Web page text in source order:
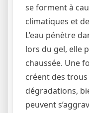
se forment à
climatiques et
L’eau pénètre
lors du gel, elle
chaussée. Une
créent des
dégradations,
peuvent